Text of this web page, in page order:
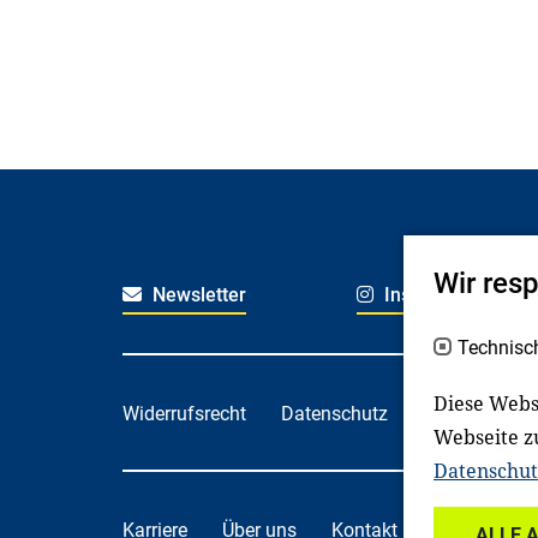
Newsletter Instagram
Widerrufsrecht Datenschutz
Karriere Über uns Kontakt Spenden
Wir
Diese
Webseite